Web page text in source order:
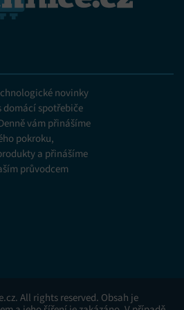
novinky
domácí spotřebiče
vám přinášíme
pokroku,
a přinášíme
průvodcem
All rights reserved. Obsah je